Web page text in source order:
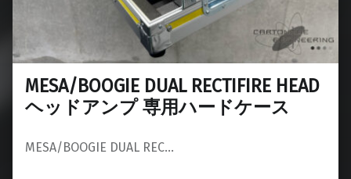
MESA/BOOGIE DUAL RECTIFIRE HEAD
ヘッドアンプ 専用ハードケース
MESA/BOOGIE DUAL REC…